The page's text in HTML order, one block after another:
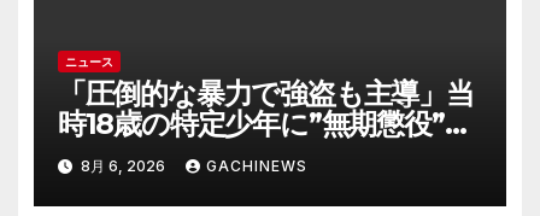
ニュース
「圧倒的な暴力で強盗も主導」当
時18歳の特定少年に”無期懲役”求
刑の背景『年齢の若さで説明でき
ないほど悪質だと検察が判断』＜
8月 6, 2026 GACHINEWS